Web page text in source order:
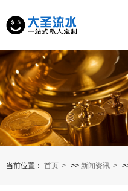
当前位置： 首页 >> 新闻资讯